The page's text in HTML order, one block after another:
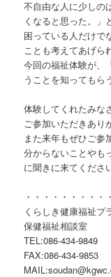
不自由な人に少しの
くなると思った。」
困っている人だけで
ことも考えてあげら
今回の福祉体験が、
うことを知ってもら
体験してくれたみな
ご参加いただきあり
また来年もぜひご参
分からないことやも
に聞きに来てくださ
・・・・・・・・・
くらしき健康福祉プ
保健福祉相談室
TEL:086-434-9849
FAX:086-434-9853